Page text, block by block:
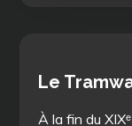
Le
À la fin du